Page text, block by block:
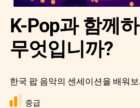
K-Pop과 함께
무엇입니까?
한국 팝 음악의 센세이션을 배워
중급